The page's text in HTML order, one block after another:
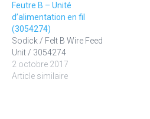
Feutre B – Unité
d’alimentation en fil
(3054274)
Sodick / Felt B Wire Feed
Unit / 3054274
2 octobre 2017
Article similaire